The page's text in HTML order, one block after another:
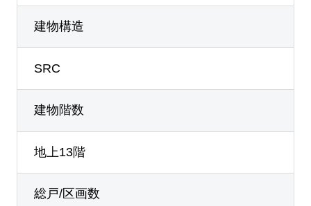
建物構造
SRC
建物階数
地上13階
総戸/区画数